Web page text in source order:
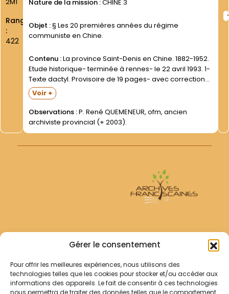
Gérer le consentement
Pour offrir les meilleures expériences, nous utilisons des
technologies telles que les cookies pour stocker et/ou accéder aux
informations des appareils. Le fait de consentir à ces technologies
nous permettra de traiter des données telles que le comportement
Rang
:
422
Nature de la mission :CHINE 3
Objet :§ Les 20 premières années du régime
communiste en Chine.
Contenu :La province Saint-Denis en Chine. 1882-1952.
Etude historique- terminée à rennes- le 22 avril 1993. 1-
Texte dactyl. Provisoire de 19 pages- avec corrections
manuscrites. 2- Texte imprimé définitif de 16 pages-
avec couverture verte. Documents trouvés dans les
papiers...
Voir +
Observations :P. René QUEMENEUR, ofm, ancien
archiviste provincial (+ 2003).
Archives Franciscaines
RECHERCHER
Comment chercher ?
Les archives